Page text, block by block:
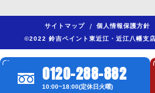
サイトマップ / 個人情報保護方針
©2022 鈴吉ペイント東近江・近江八幡
0120-288-882
10:00~18:00(定休日火曜)